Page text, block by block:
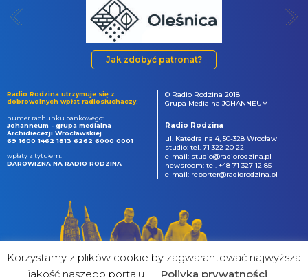
Jak zdobyć patronat?
Radio Rodzina utrzymuje się z
dobrowolnych wpłat radiosłuchaczy.
numer rachunku bankowego:
Johanneum - grupa medialna
Archidiecezji Wrocławskiej
69 1600 1462 1813 6262 6000 0001
wpłaty z tytułem:
DAROWIZNA NA RADIO RODZINA
© Radio Rodzina 2018 |
Grupa Medialna JOHANNEUM
Radio Rodzina
ul. Katedralna 4, 50-328 Wrocław
studio: tel. 71 322 20 22
e-mail: studio@radiorodzina.pl
newsroom: tel. +48 71 327 12 85
e-mail: reporter@radiorodzina.pl
Korzystamy z plików cookie by zagwarantować najwyższa
jakość naszego portalu
Poliyka prywatności